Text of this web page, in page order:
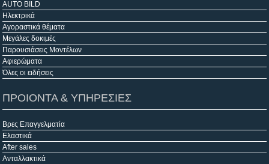
AUTO BILD
Ηλεκτρικά
Αγοραστικά θέματα
Μεγάλες δοκιμές
Παρουσιάσεις Μοντέλων
Αφιερώματα
Όλες οι ειδήσεις
ΠΡΟΙΟΝΤΑ & ΥΠΗΡΕΣΙΕΣ
Βρες Επαγγελματία
Ελαστικά
After sales
Ανταλλακτικά